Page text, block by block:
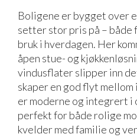
Boligene er bygget over
setter stor pris på – både
bruk i hverdagen. Her
åpen stue- og
vindusflater slipper inn
skaper en god flyt
er moderne og integrert i
perfekt for både rolige
kvelder med familie og